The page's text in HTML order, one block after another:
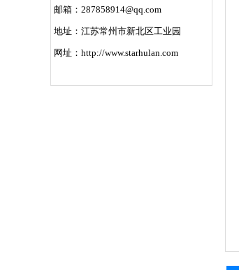
邮箱：287858914@qq.com
地址：江苏常州市新北区工业园
网址：http://www.starhulan.com